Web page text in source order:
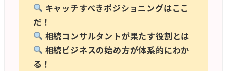
キャッチすべきポジショニングはここ
だ！
相続コンサルタントが果たす役割とは
相続ビジネスの始め方が体系的にわか
る！